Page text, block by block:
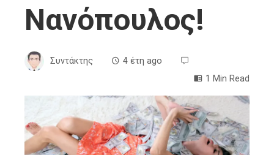
Νανόπουλος!
Συντάκτης
4 έτη ago
1 Min Read